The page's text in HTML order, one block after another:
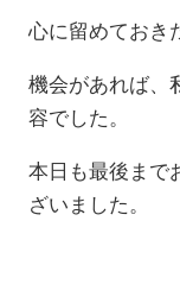
心に留めておき
機会があれば、
容でした。
本日も最後まで
ざいました。